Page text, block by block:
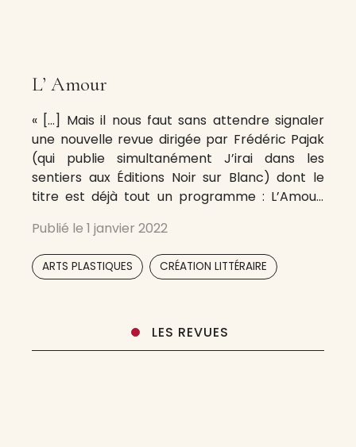
L’ Amour
« […] Mais il nous faut sans attendre signaler
une nouvelle revue dirigée par Frédéric Pajak
(qui publie simultanément J’irai dans les
sentiers aux Éditions Noir sur Blanc) dont le
titre est déjà tout un programme : L’Amour.
30), d’assez forte pagination (148 pages, assez
souvent en quadrichromie),
Publié le 1 janvier 2022
ARTS PLASTIQUES CRÉATION LITTÉRAIRE
LES REVUES